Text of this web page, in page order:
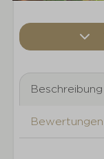
Beschreibung
Bewertungen